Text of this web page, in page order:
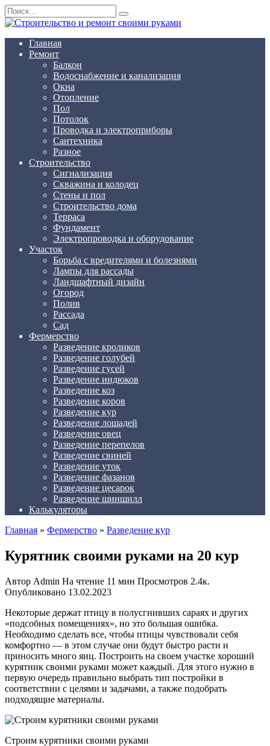
Перейти
к
содержанию
Search
for:
Главная
Ремонт
Балкон
Водоснабжение и канализация
Окна
Отопление
Пол
Потолок
Проводка и электроприборы
Сантехника
Разное
Строительство
Сигнализация
Скважина и колодец
Стены и пол
Строительство дома
Терраса
Фундамент
Электропроводка и оборудование
Участок
Борьба с вредителями и болезнями
Лампы для рассады
Ландшафтный дизайн
Огород
Полив
Рассада
Сад
Фермерство
Разведение кроликов
Разведение голубей
Разведение гусей
Разведение индюков
Разведение коз
Разведение коров
Разведение кур
Разведение лошадей
Разведение овец
Разведение перепелов
Разведение свиней
Разведение уток
Разведение фазанов
Разведение цесарок
Разведение шиншилл
Калькуляторы
Главная » Фермерство » Разведение кур
Курятник своими руками на 20 кур
Автор Admin На чтение 11 мин Просмотров 2.4к.
Опубликовано 13.02.2023
Некоторые держат птицу в полусгнивших сараях и других
«подсобных помещениях», но это большая ошибка.
Необходимо сделать все, чтобы птицы чувствовали себя
комфортно — в этом случае они будут быстро расти и
приносить много яиц. Построить на своем участке хороший
курятник своими руками может каждый. Для этого нужно в
первую очередь правильно выбрать тип постройки в
соответствии с целями и задачами, а также подобрать
подходящие материалы.
Строим курятники своими руками